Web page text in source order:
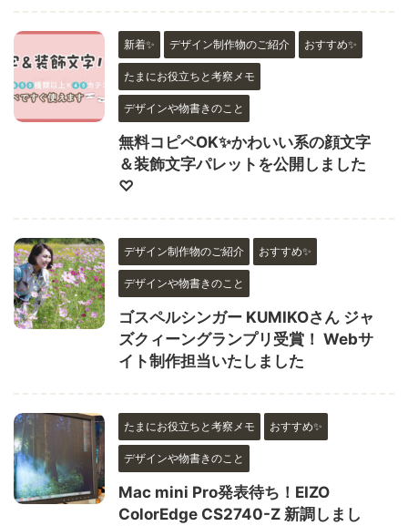
新着✨ デザイン制作物のご紹介 おすすめ✨
たまにお役立ちと考察メモ
デザインや物書きのこと
無料コピペOK✨かわいい系の顔文字
＆装飾文字パレットを公開しました
♡
デザイン制作物のご紹介 おすすめ✨
デザインや物書きのこと
ゴスペルシンガー KUMIKOさん ジャ
ズクィーングランプリ受賞！ Webサ
イト制作担当いたしました
たまにお役立ちと考察メモ おすすめ✨
デザインや物書きのこと
Mac mini Pro発表待ち！EIZO
ColorEdge CS2740-Z 新調しまし